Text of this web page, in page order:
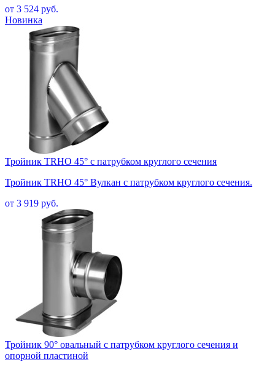
от 3 524 руб.
Тройник TRHO 45° с патрубком круглого сечения
Тройник TRHO 45° Вулкан с патрубком круглого сечения.
от 3 919 руб.
Тройник 90° овальный с патрубком круглого сечения и
опорной пластиной